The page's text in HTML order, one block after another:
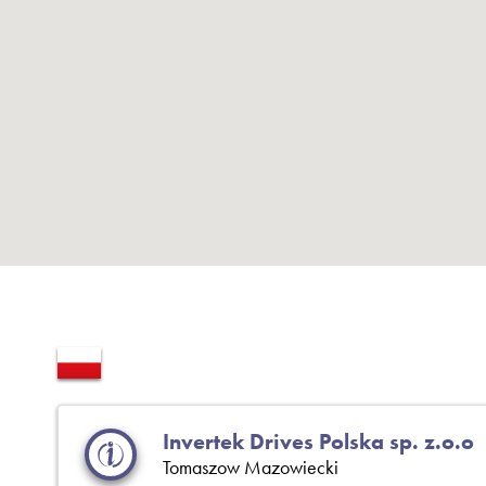
Invertek Drives Polska sp. z.o.o
Tomaszow Mazowiecki